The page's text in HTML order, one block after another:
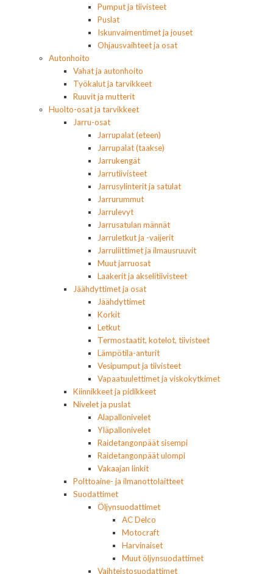
Pumput ja tiivisteet
Puslat
Iskunvaimentimet ja jouset
Ohjausvaihteet ja osat
Autonhoito
Vahat ja autonhoito
Työkalut ja tarvikkeet
Ruuvit ja mutterit
Huolto-osat ja tarvikkeet
Jarru-osat
Jarrupalat (eteen)
Jarrupalat (taakse)
Jarrukengät
Jarrutiivisteet
Jarrusylinterit ja satulat
Jarrurummut
Jarrulevyt
Jarrusatulan männät
Jarruletkut ja -vaijerit
Jarruliittimet ja ilmausruuvit
Muut jarruosat
Laakerit ja akselitiivisteet
Jäähdyttimet ja osat
Jäähdyttimet
Korkit
Letkut
Termostaatit, kotelot, tiivisteet
Lämpötila-anturit
Vesipumput ja tiivisteet
Vapaatuulettimet ja viskokytkimet
Kiinnikkeet ja pidikkeet
Nivelet ja puslat
Alapallonivelet
Yläpallonivelet
Raidetangonpäät sisempi
Raidetangonpäät ulompi
Vakaajan linkit
Polttoaine- ja ilmanottolaitteet
Suodattimet
Öljynsuodattimet
AC Delco
Motocraft
Harvinaiset
Muut öljynsuodattimet
Vaihteistosuodattimet